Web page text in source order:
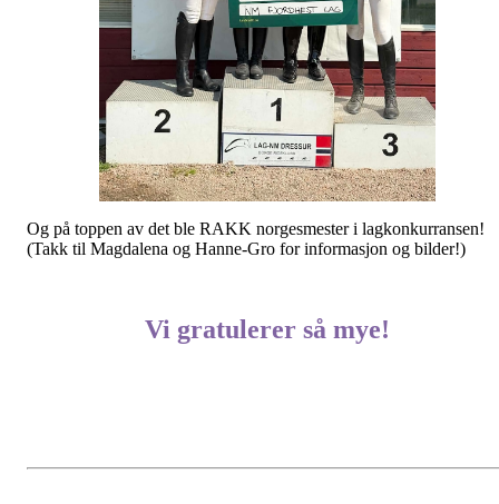
Og på toppen av det ble RAKK norgesmester i lagkonkurransen!
(Takk til Magdalena og Hanne-Gro for informasjon og bilder!)
Vi gratulerer så mye!